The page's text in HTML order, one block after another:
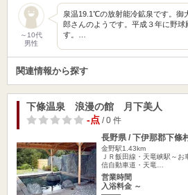
～10代
男性
泉温19.1℃の放射能冷鉱泉です。御
郎さんのようです。平成３年に野
す。…
関連情報から探す
下條温泉 浪漫の館 月下美人
-点/ 0 件
長野県 / 下伊那郡下條
金野駅1.43km
ＪＲ飯田線・天竜峡駅～
信自動車道・天竜…
営業時間
入浴料金 ～